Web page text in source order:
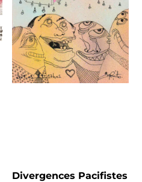
Divergences Pacifistes